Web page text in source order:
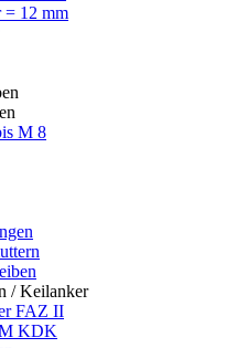
= 12 mm
M 8
/ Keilanker
FAZ II
KDK